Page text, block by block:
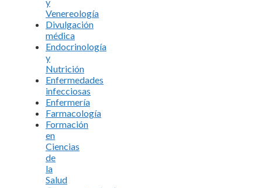
Venereología
Divulgación
médica
Endocrinología
y
Nutrición
Enfermedades
infecciosas
Enfermería
Farmacología
Formación
en
Ciencias
de
la
Salud